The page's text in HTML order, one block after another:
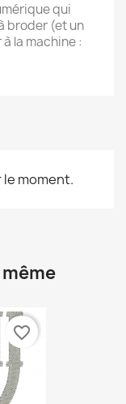
qui
broder (et un
la machine :
le moment.
favorite_border